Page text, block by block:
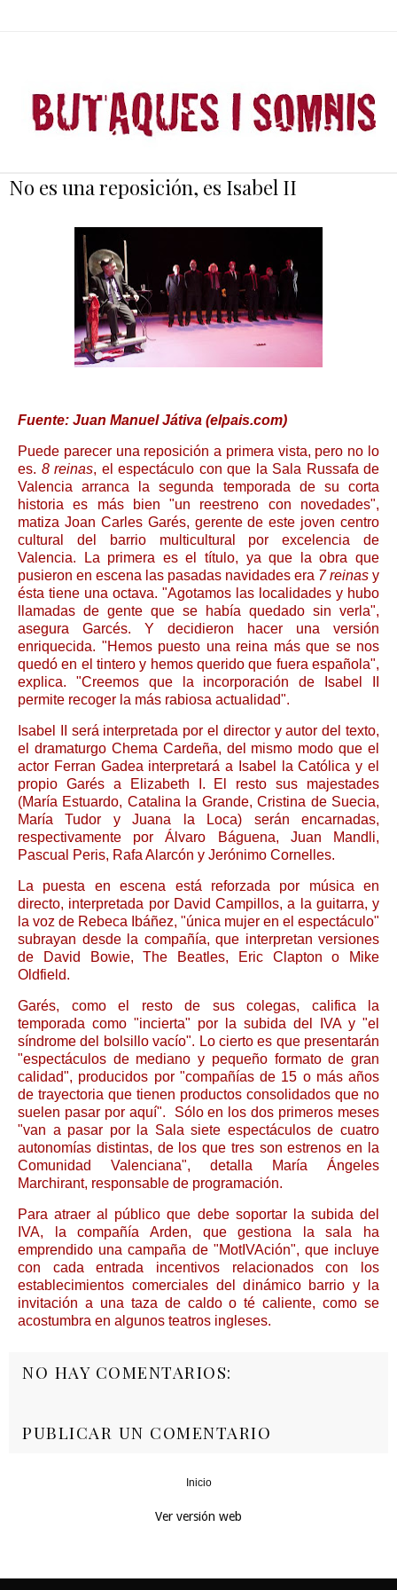
No es una reposición, es Isabel II
Fuente: Juan Manuel Játiva (elpais.com)
Puede parecer una reposición a primera vista, pero no lo
es. 8 reinas, el espectáculo con que la Sala Russafa de
Valencia arranca la segunda temporada de su corta
historia es más bien "un reestreno con novedades",
matiza Joan Carles Garés, gerente de este joven centro
cultural del barrio multicultural por excelencia de
Valencia. La primera es el título, ya que la obra que
pusieron en escena las pasadas navidades era 7 reinas y
ésta tiene una octava. "Agotamos las localidades y hubo
llamadas de gente que se había quedado sin verla",
asegura Garcés. Y decidieron hacer una versión
enriquecida. "Hemos puesto una reina más que se nos
quedó en el tintero y hemos querido que fuera española",
explica. "Creemos que la incorporación de Isabel II
permite recoger la más rabiosa actualidad".
Isabel II será interpretada por el director y autor del texto,
el dramaturgo Chema Cardeña, del mismo modo que el
actor Ferran Gadea interpretará a Isabel la Católica y el
propio Garés a Elizabeth I. El resto sus majestades
(María Estuardo, Catalina la Grande, Cristina de Suecia,
María Tudor y Juana la Loca) serán encarnadas,
respectivamente por Álvaro Báguena, Juan Mandli,
Pascual Peris, Rafa Alarcón y Jerónimo Cornelles.
La puesta en escena está reforzada por música en
directo, interpretada por David Campillos, a la guitarra, y
la voz de Rebeca Ibáñez, "única mujer en el espectáculo"
subrayan desde la compañía, que interpretan versiones
de David Bowie, The Beatles, Eric Clapton o Mike
Oldfield.
Garés, como el resto de sus colegas, califica la
temporada como "incierta" por la subida del IVA y "el
síndrome del bolsillo vacío". Lo cierto es que presentarán
"espectáculos de mediano y pequeño formato de gran
calidad", producidos por "compañías de 15 o más años
de trayectoria que tienen productos consolidados que no
suelen pasar por aquí". Sólo en los dos primeros meses
"van a pasar por la Sala siete espectáculos de cuatro
autonomías distintas, de los que tres son estrenos en la
Comunidad Valenciana", detalla María Ángeles
Marchirant, responsable de programación.
Para atraer al público que debe soportar la subida del
IVA, la compañía Arden, que gestiona la sala ha
emprendido una campaña de "MotIVAción", que incluye
con cada entrada incentivos relacionados con los
establecimientos comerciales del dinámico barrio y la
invitación a una taza de caldo o té caliente, como se
acostumbra en algunos teatros ingleses.
NO HAY COMENTARIOS:
PUBLICAR UN COMENTARIO
Inicio
Ver versión web